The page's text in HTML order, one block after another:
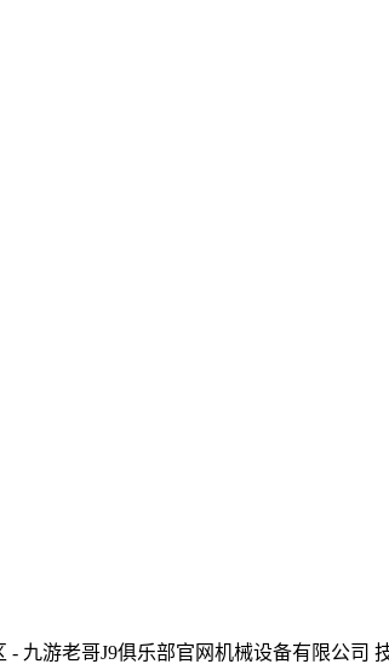
- 九游老哥J9俱乐部官网机械设备有限公司